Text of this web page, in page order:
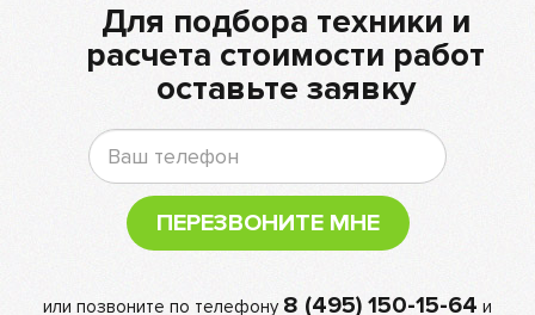
Для подбора техники и
расчета стоимости работ
оставьте заявку
ПЕРЕЗВОНИТЕ МНЕ
или позвоните по телефону 8 (495) 150-15-64 и